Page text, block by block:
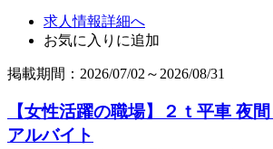
求人情報詳細へ
お気に入りに追加
掲載期間：2026/07/02～2026/08/31
【女性活躍の職場】２ｔ平車 夜
アルバイト